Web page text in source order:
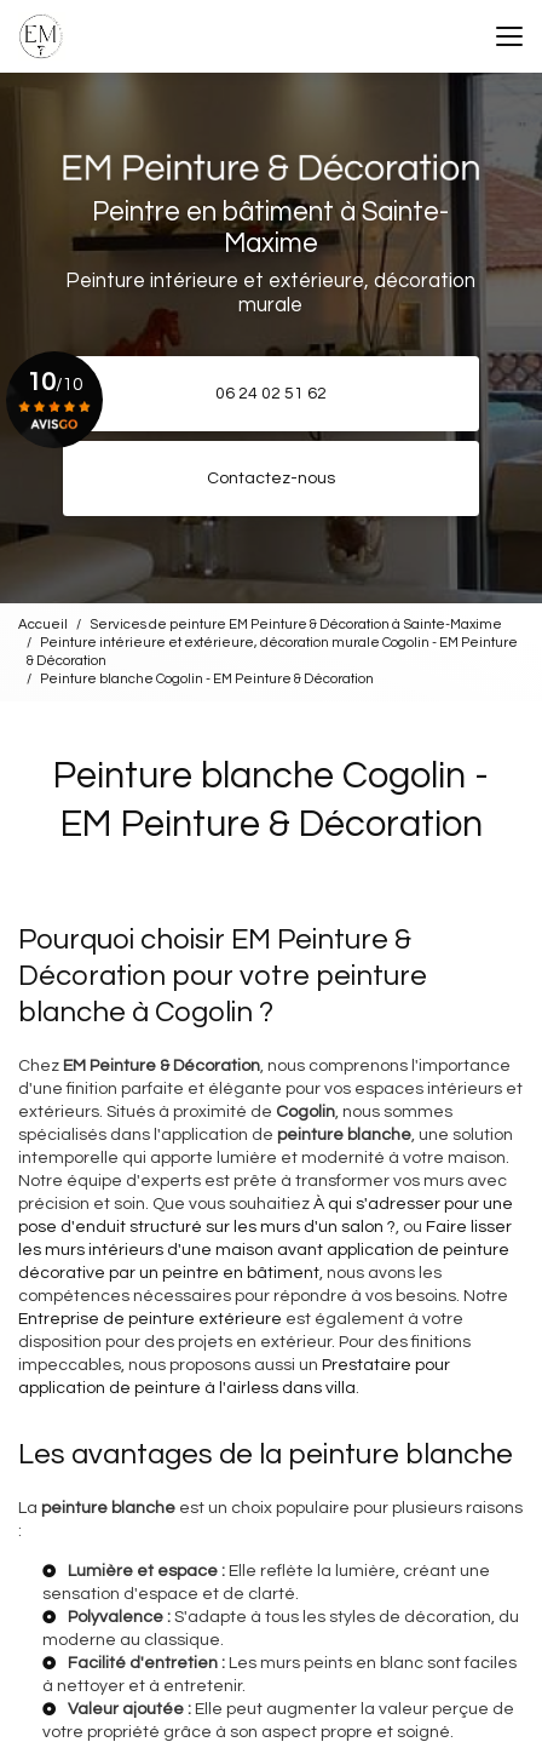
au
contenu
Peintre en bâtiment à Sainte-
Maxime
Peinture intérieure et extérieure, décoration
murale
06 24 02 51 62
Contactez-nous
10/10
Accueil
Services de peinture EM Peinture & Décoration à Sainte-Maxime
Peinture intérieure et extérieure, décoration murale Cogolin - EM Peinture
& Décoration
Peinture blanche Cogolin - EM Peinture & Décoration
Peinture blanche Cogolin -
EM Peinture & Décoration
Pourquoi choisir EM Peinture &
Décoration pour votre peinture
blanche à Cogolin ?
Chez EM Peinture & Décoration , nous comprenons l'importance
d'une finition parfaite et élégante pour vos espaces intérieurs et
extérieurs. Situés à proximité de Cogolin , nous sommes
spécialisés dans l'application de peinture blanche , une solution
intemporelle qui apporte lumière et modernité à votre maison.
Notre équipe d'experts est prête à transformer vos murs avec
précision et soin. Que vous souhaitiez À qui s'adresser pour une
pose d'enduit structuré sur les murs d'un salon ? , ou Faire lisser
les murs intérieurs d'une maison avant application de peinture
décorative par un peintre en bâtiment , nous avons les
compétences nécessaires pour répondre à vos besoins. Notre
Entreprise de peinture extérieure est également à votre
disposition pour des projets en extérieur. Pour des finitions
impeccables, nous proposons aussi un Prestataire pour
application de peinture à l'airless dans villa
Les avantages de la peinture blanche
La peinture blanche est un choix populaire pour plusieurs raisons
:
Lumière et espace : Elle reflète la lumière, créant une
sensation d'espace et de clarté.
Polyvalence : S'adapte à tous les styles de décoration, du
moderne au classique.
Facilité d'entretien : Les murs peints en blanc sont faciles
à nettoyer et à entretenir.
Valeur ajoutée : Elle peut augmenter la valeur perçue de
votre propriété grâce à son aspect propre et soigné.